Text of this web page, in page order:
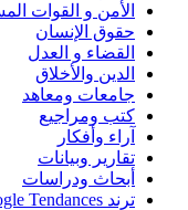
الأمن و القوات
حقوق الإنسان
القضاء و العدل
الدين والأخلاق
جامعات ومعاهد
كتب ومراجيع
آراء وأفكار
تقارير وبيانات
أبحاث ودراسات
ترند Trends Google Tendances